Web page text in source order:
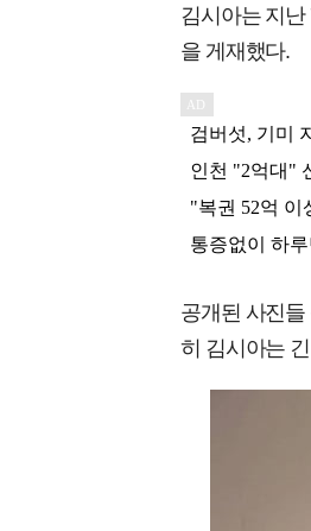
김시아는 지
을 게재했다.
공개된 사진
히 김시아는